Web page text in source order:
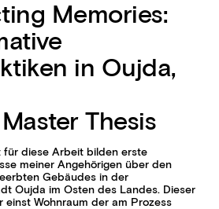
Memories:
in Oujda,
Thesis
für diese Arbeit bilden erste
meiner Angehörigen über den
Gebäudes in der
Oujda im Osten des Landes. Dieser
einst Wohnraum der am Prozess